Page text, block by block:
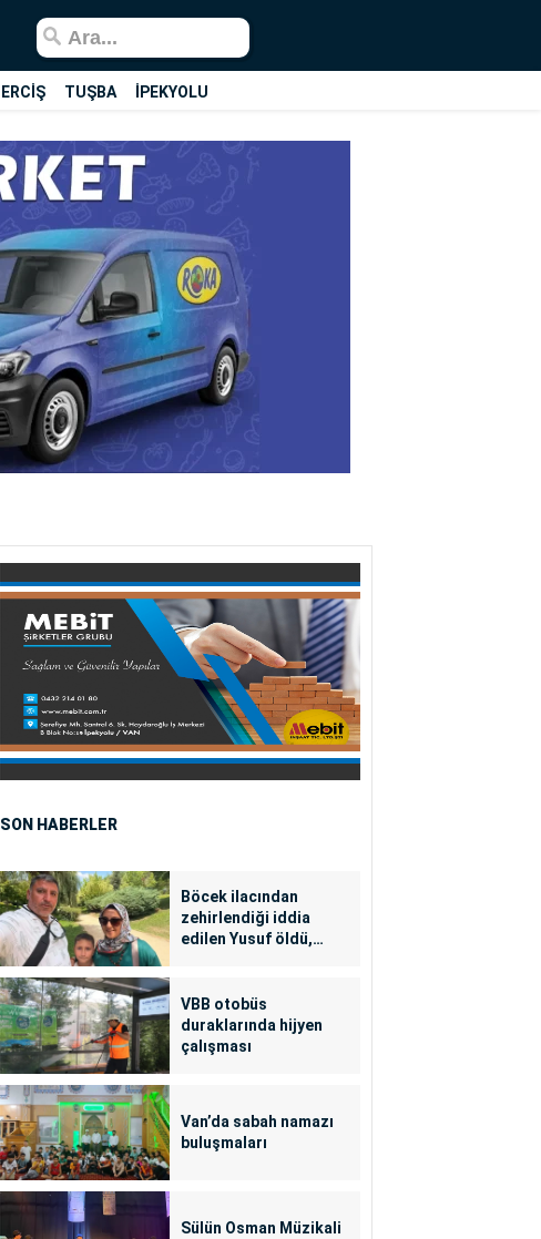
ERCİŞ TUŞBA İPEKYOLU
SON HABERLER
Böcek ilacından
zehirlendiği iddia
edilen Yusuf öldü,
VBB otobüs
duraklarında hijyen
çalışması
Van’da sabah namazı
buluşmaları
Sülün Osman Müzikali